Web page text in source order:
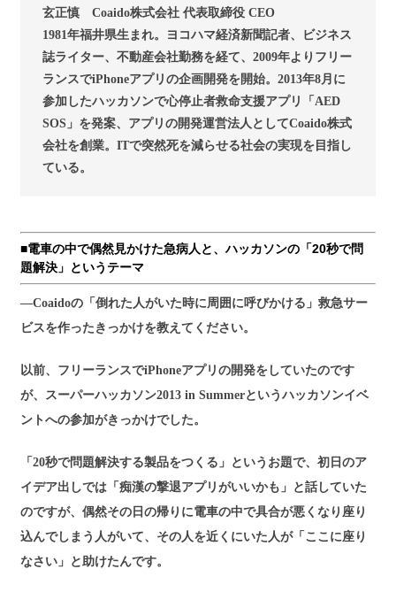
玄正慎 Coaido株式会社 代表取締役 CEO
1981年福井県生まれ。ヨコハマ経済新聞記者、ビジネス
誌ライター、不動産会社勤務を経て、2009年よりフリー
ランスでiPhoneアプリの企画開発を開始。2013年8月に
参加したハッカソンで心停止者救命支援アプリ「AED
SOS」を発案、アプリの開発運営法人としてCoaido株式
会社を創業。ITで突然死を減らせる社会の実現を目指し
ている。
■電車の中で偶然見かけた急病人と、ハッカソンの「20秒で問
題解決」というテーマ
―Coaidoの「倒れた人がいた時に周囲に呼びかける」救急サー
ビスを作ったきっかけを教えてください。
以前、フリーランスでiPhoneアプリの開発をしていたのです
が、スーパーハッカソン2013 in Summerというハッカソンイベ
ントへの参加がきっかけでした。
「20秒で問題解決する製品をつくる」というお題で、初日のア
イデア出しでは「痴漢の撃退アプリがいいかも」と話していた
のですが、偶然その日の帰りに電車の中で具合が悪くなり座り
込んでしまう人がいて、その人を近くにいた人が「ここに座り
なさい」と助けたんです。